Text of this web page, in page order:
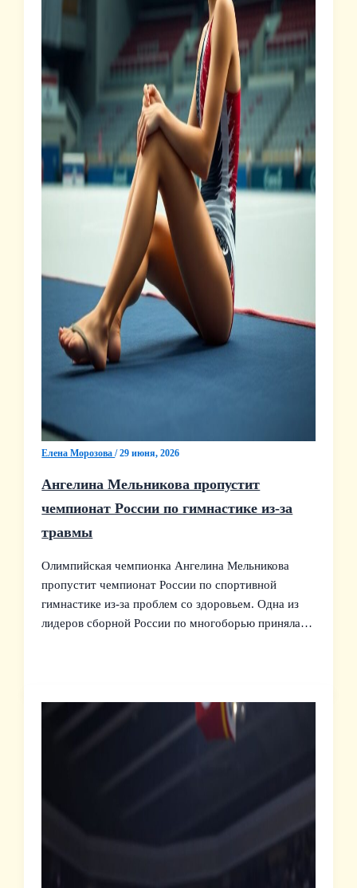
Елена Морозова/29 июня, 2026
Ангелина Мельникова пропустит
чемпионат России по гимнастике из-за
травмы
Олимпийская чемпионка Ангелина Мельникова
пропустит чемпионат России по спортивной
гимнастике из-за проблем со здоровьем. Одна из
лидеров сборной России по многоборью приняла…